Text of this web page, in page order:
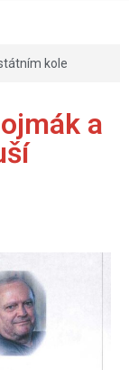
kole
a